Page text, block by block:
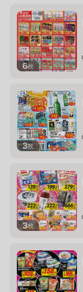
6枚
3枚
3枚